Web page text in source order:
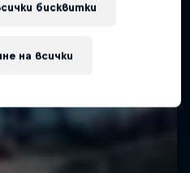
на всички
бисквитки